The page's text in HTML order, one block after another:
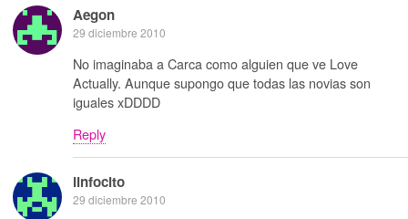
Aegon
29 diciembre 2010
No imaginaba a Carca como alguien que ve Love
Actually. Aunque supongo que todas las novias son
iguales xDDDD
Reply
linfocito
29 diciembre 2010